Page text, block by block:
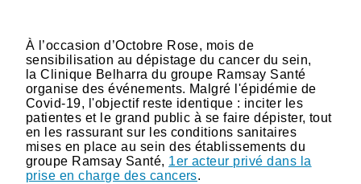
À l’occasion d’Octobre Rose, mois de
sensibilisation au dépistage du cancer du sein,
la Clinique Belharra du groupe Ramsay Santé
organise des événements. Malgré l'épidémie de
Covid-19, l'objectif reste identique : inciter les
patientes et le grand public à se faire dépister, tout
en les rassurant sur les conditions sanitaires
mises en place au sein des établissements du
groupe Ramsay Santé, 1er acteur privé dans la
prise en charge des cancers.